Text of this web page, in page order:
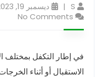
S ديسمبر 19, 2023
No Comments
في إطار التكفل بمختلف
الاستقبال أو أثناء